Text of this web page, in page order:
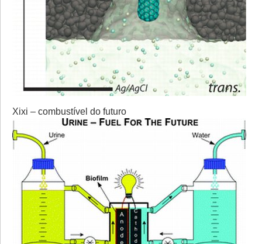
Xixi – combustível do futuro